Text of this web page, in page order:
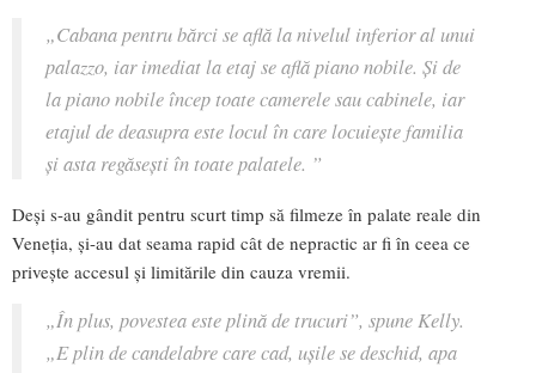
„Cabana pentru bărci se află la nivelul inferior al unui
palazzo, iar imediat la etaj se află piano nobile. Și de
la piano nobile încep toate camerele sau cabinele, iar
etajul de deasupra este locul în care locuiește familia
și asta regăseşti în toate palatele. ”
Deși s-au gândit pentru scurt timp să filmeze în palate reale din
Veneția, și-au dat seama rapid cât de nepractic ar fi în ceea ce
privește accesul și limitările din cauza vremii.
„În plus, povestea este plină de trucuri”, spune Kelly.
„E plin de candelabre care cad, ușile se deschid, apa